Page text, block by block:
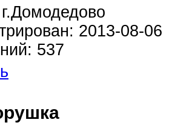
2013-08-06
537